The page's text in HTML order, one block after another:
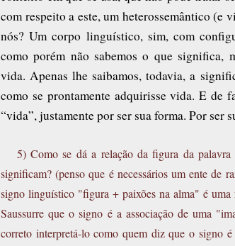
com respeito a este, um heterossemântico (e
nós? Um corpo linguístico, sim, com
como porém não sabemos o que significa,
vida. Apenas lhe saibamos, todavia, a
como se prontamente adquirisse vida. E de
“vida”, justamente por ser sua forma. Por ser
5) Como se dá a relação da figura da
significam? (penso que é necessários um ente de
signo linguístico "figura + paixões na alma" é
Saussurre que o signo é a associação de uma
correto interpretá-lo como quem diz que o signo